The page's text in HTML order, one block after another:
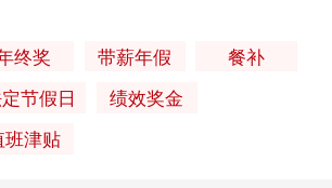
终奖 带薪年假
餐补
节假日
绩效奖金
班津贴